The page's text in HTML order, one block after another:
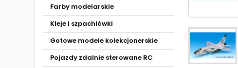
Farby modelarskie
Kleje i szpachlówki
Gotowe modele kolekcjonerskie
Pojazdy zdalnie sterowane RC